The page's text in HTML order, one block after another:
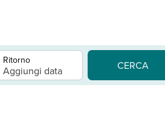
Ritorno
Aggiungi data CERCA